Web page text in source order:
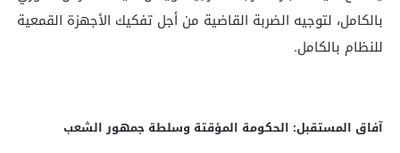
بالكامل، لتوجيه الضربة القاضية من أجل تفكيك الأجهزة القمعية
للنظام بالكامل.
آفاق المستقبل: الحكومة المؤقتة وسلطة جمهور الشعب